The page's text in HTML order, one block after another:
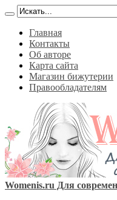
Главная
Контакты
Об авторе
Карта сайта
Магазин бижутерии
Правообладателям
Womenis.ru Для